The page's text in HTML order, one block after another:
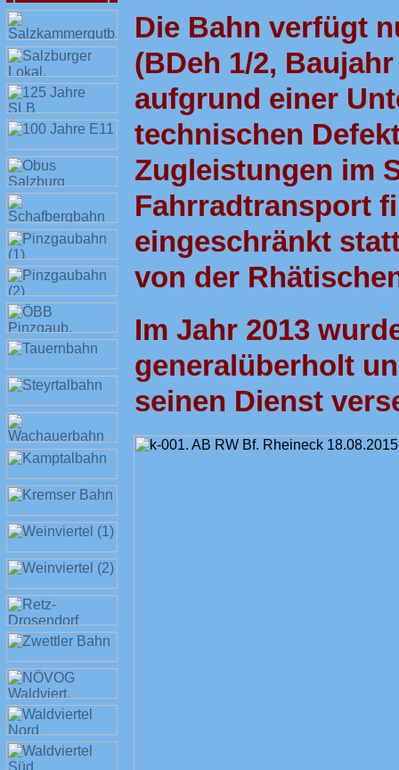
Die Bahn verfügt
(BDeh 1/2,
aufgrund einer
technischen
Zugleistungen im
Fahrradtransport
eingeschränkt
von der
Im Jahr 2013
generalüberholt
seinen Dienst